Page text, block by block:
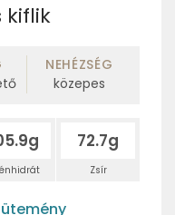
kiflik
NEHÉZSÉG
közepes
72.7g
Zsír